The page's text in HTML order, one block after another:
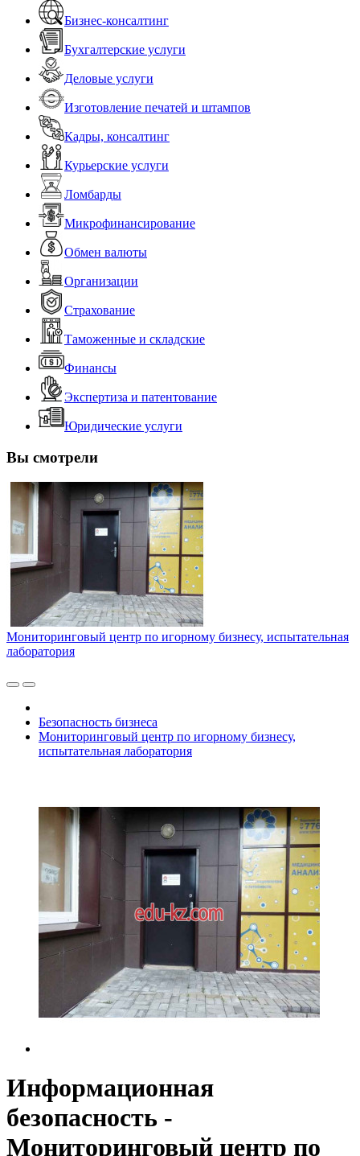
Бизнес-консалтинг
Бухгалтерские услуги
Деловые услуги
Изготовление печатей и штампов
Кадры, консалтинг
Курьерские услуги
Ломбарды
Микрофинансирование
Обмен валюты
Организации
Страхование
Таможенные и складские
Финансы
Экспертиза и патентование
Юридические услуги
Вы смотрели
Мониторинговый центр по игорному бизнесу, испытательная
лаборатория
Безопасность бизнеса
Мониторинговый центр по игорному бизнесу,
испытательная лаборатория
Информационная
безопасность -
Мониторинговый центр по